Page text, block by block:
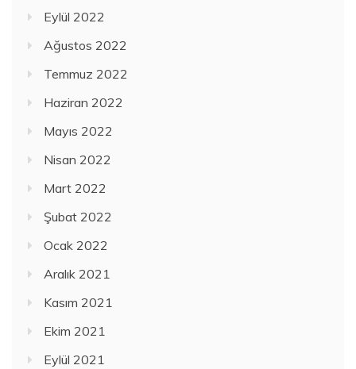
Eylül 2022
Ağustos 2022
Temmuz 2022
Haziran 2022
Mayıs 2022
Nisan 2022
Mart 2022
Şubat 2022
Ocak 2022
Aralık 2021
Kasım 2021
Ekim 2021
Eylül 2021